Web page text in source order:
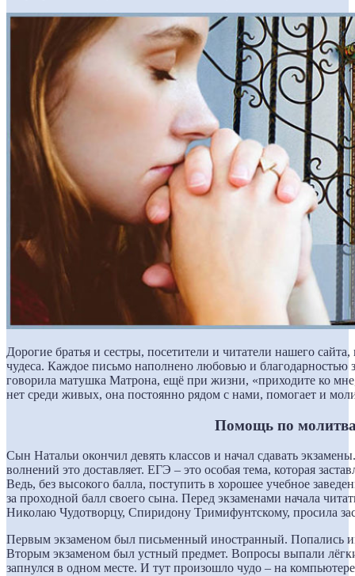
Дорогие братья и сестры, посетители и читатели нашего
чудеса. Каждое письмо наполнено любовью и благодарностью
говорила матушка Матрона, ещё при жизни, «приходите ко
нет среди живых, она постоянно рядом с нами, помогает и
Помощь по
Сын Натальи окончил девять классов и начал сдавать
волнений это доставляет. ЕГЭ – это особая тема, которая
Ведь, без высокого балла, поступить в хорошее учебное
за проходной балл своего сына. Перед экзаменами начала
Николаю Чудотворцу, Спиридону Тримифунтскому, просила
Первым экзаменом был письменный иностранный. Попались
Вторым экзаменом был устный предмет. Вопросы выпали
запнулся в одном месте. И тут произошло чудо – на